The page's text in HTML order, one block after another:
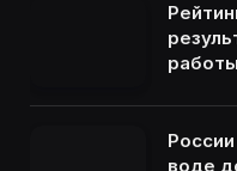
воде